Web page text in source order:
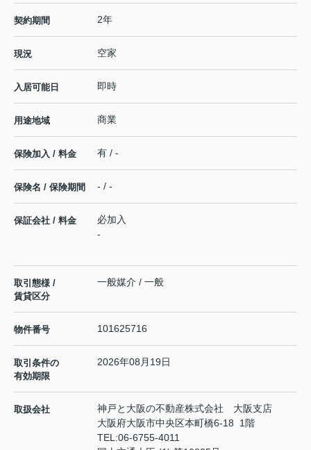
契約期間 2年
現況 空家
入居可能日 即時
用途地域 商業
保険加入 / 料金 有 / -
保険名 / 保険期間 - / -
保証会社 / 料金
必加入
-
取引態様 /
賃貸区分
一般媒介 / 一般
物件番号 101625716
取引条件の
有効期限
2026年08月19日
取扱会社
神戸と大阪の不動産株式会社 大阪支店
大阪府大阪市中央区本町橋6-18 1階
TEL:06-6755-4011